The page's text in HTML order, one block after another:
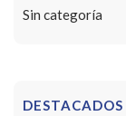
Sin categoría
DESTACADOS